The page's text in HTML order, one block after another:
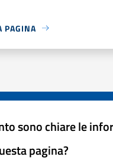
PAGINA
sono chiare le
pagina?